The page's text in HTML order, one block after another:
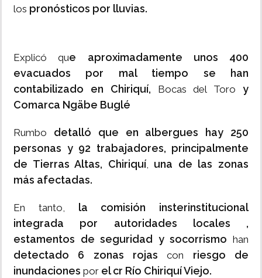
los pronósticos por lluvias.
Explicó que aproximadamente unos 400
evacuados por mal tiempo se han
contabilizado en Chiriquí, Bocas del Toro y
Comarca Ngäbe Buglé
Rumbo detalló que en albergues hay 250
personas y 92 trabajadores, principalmente
de Tierras Altas, Chiriquí, una de las zonas
más afectadas.
En tanto, la comisión insterinstitucional
integrada por autoridades locales ,
estamentos de seguridad y socorrismo han
detectado 6 zonas rojascon riesgo de
inundaciones por el cr Río Chiriquí Viejo.